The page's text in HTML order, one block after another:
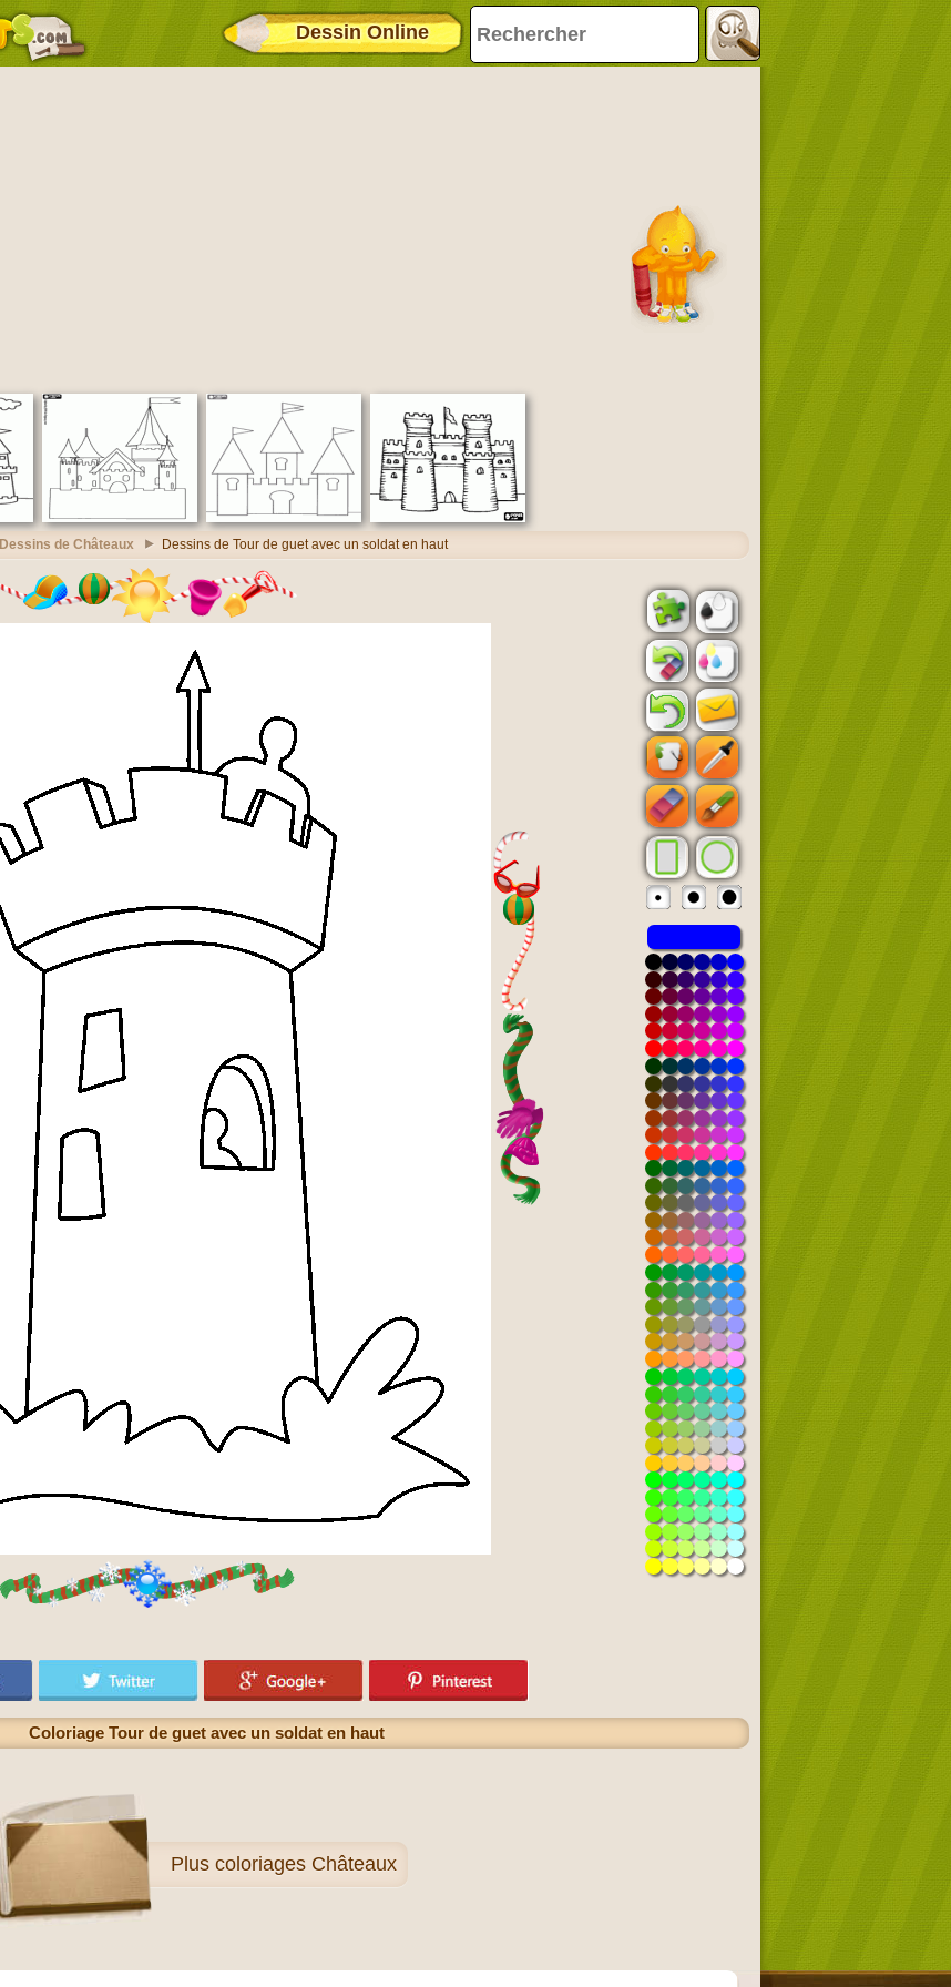
Dessin Online
Dessins de Châteaux Dessins de Tour de guet avec un soldat en haut
Coloriage Tour de guet avec un soldat en haut
Plus coloriages Châteaux